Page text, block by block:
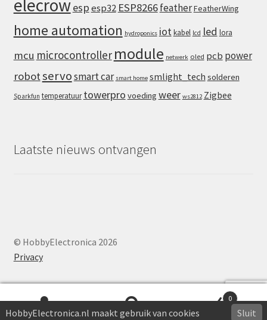
elecrowespesp32 ESP8266featherFeatherWing
home automation hydroponics iot kabel lcd led lora
mcu microcontroller module netwerk oled pcb power
robotservosmart car smart home smlight_tech solderen
Sparkfun temperatuur towerpro voeding weer ws2812 Zigbee
Laatste nieuws ontvangen
© HobbyElectronica 2026
Privacy
0
HobbyElectronica.nl maakt gebruik van cookies Sluit